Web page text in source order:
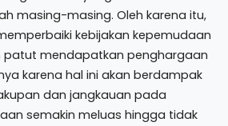
masing-masing. Oleh karena itu,
kebijakan kepemudaan
mendapatkan penghargaan
karena hal ini akan berdampak
dan jangkauan pada
semakin meluas hingga tidak